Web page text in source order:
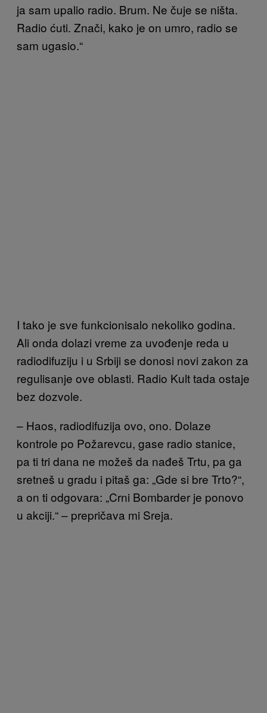
ja sam upalio radio. Brum. Ne čuje se ništa.
Radio ćuti. Znači, kako je on umro, radio se
sam ugasio.“
I tako je sve funkcionisalo nekoliko godina.
Ali onda dolazi vreme za uvođenje reda u
radiodifuziju i u Srbiji se donosi novi zakon za
regulisanje ove oblasti. Radio Kult tada ostaje
bez dozvole.
– Haos, radiodifuzija ovo, ono. Dolaze
kontrole po Požarevcu, gase radio stanice,
pa ti tri dana ne možeš da nađeš Trtu, pa ga
sretneš u gradu i pitaš ga: „Gde si bre Trto?“,
a on ti odgovara: „Crni Bombarder je ponovo
u akciji.“ – prepričava mi Sreja.